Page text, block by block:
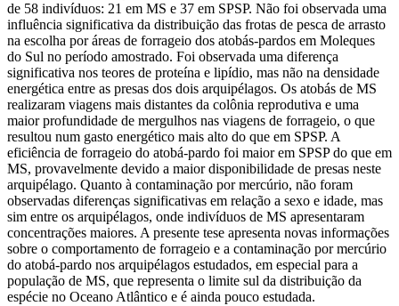
de 58 indivíduos: 21 em MS e 37 em SPSP. Não foi observada uma
influência significativa da distribuição das frotas de pesca de arrasto
na escolha por áreas de forrageio dos atobás-pardos em Moleques
do Sul no período amostrado. Foi observada uma diferença
significativa nos teores de proteína e lipídio, mas não na densidade
energética entre as presas dos dois arquipélagos. Os atobás de MS
realizaram viagens mais distantes da colônia reprodutiva e uma
maior profundidade de mergulhos nas viagens de forrageio, o que
resultou num gasto energético mais alto do que em SPSP. A
eficiência de forrageio do atobá-pardo foi maior em SPSP do que em
MS, provavelmente devido a maior disponibilidade de presas neste
arquipélago. Quanto à contaminação por mercúrio, não foram
observadas diferenças significativas em relação a sexo e idade, mas
sim entre os arquipélagos, onde indivíduos de MS apresentaram
concentrações maiores. A presente tese apresenta novas informações
sobre o comportamento de forrageio e a contaminação por mercúrio
do atobá-pardo nos arquipélagos estudados, em especial para a
população de MS, que representa o limite sul da distribuição da
espécie no Oceano Atlântico e é ainda pouco estudada.